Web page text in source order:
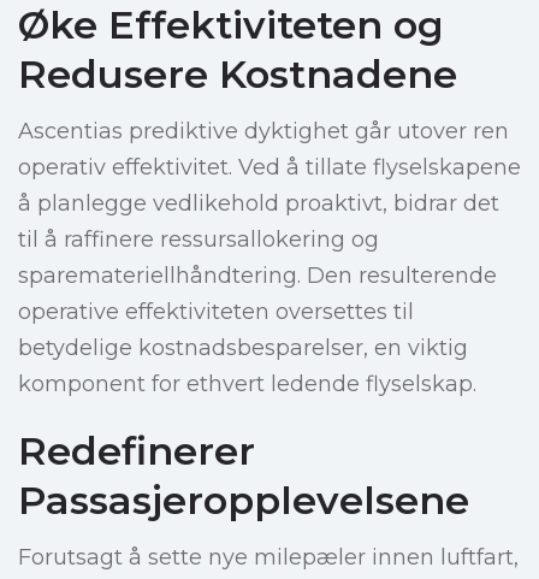
Øke Effektiviteten og
Redusere Kostnadene
Ascentias prediktive dyktighet går utover ren
operativ effektivitet. Ved å tillate flyselskapene
å planlegge vedlikehold proaktivt, bidrar det
til å raffinere ressursallokering og
sparemateriellhåndtering. Den resulterende
operative effektiviteten oversettes til
betydelige kostnadsbesparelser, en viktig
komponent for ethvert ledende flyselskap.
Redefinerer
Passasjeropplevelsene
Forutsagt å sette nye milepæler innen luftfart,